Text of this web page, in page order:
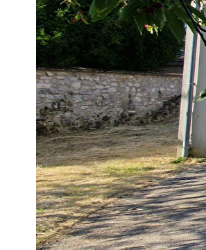
Description
Réf : 2947
Betz (60620), pavillon traditionnel
avec placards et escalier d'accès a
palier, 3 chambres, une
et douche. Terrain d'environ 862
DPE : C. Disponible au 1 juillet